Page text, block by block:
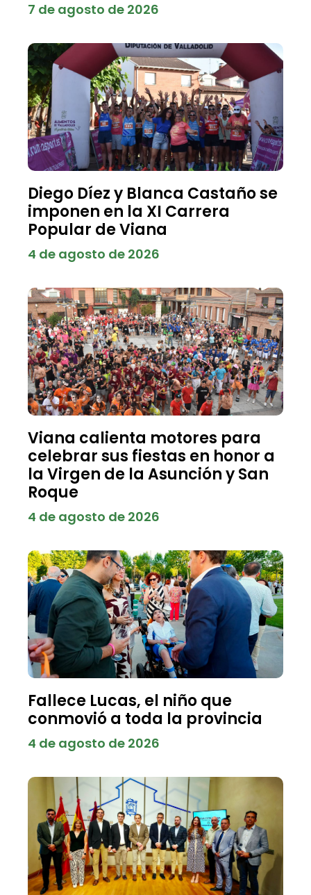
7 de agosto de 2026
Diego Díez y Blanca Castaño se
imponen en la XI Carrera
Popular de Viana
4 de agosto de 2026
Viana calienta motores para
celebrar sus fiestas en honor a
la Virgen de la Asunción y San
Roque
4 de agosto de 2026
Fallece Lucas, el niño que
conmovió a toda la provincia
4 de agosto de 2026